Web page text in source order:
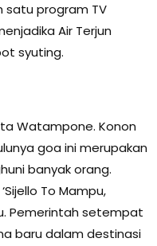
satu program TV
Air Terjun
syuting.
Watampone. Konon
goa ini merupakan
banyak orang.
To Mampu,
Pemerintah setempat
baru dalam destinasi